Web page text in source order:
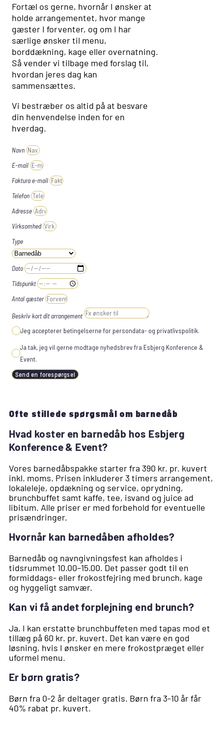
Fortæl os gerne, hvornår I ønsker at
holde arrangementet, hvor mange
gæster I forventer, og om I har
særlige ønsker til menu,
borddækning, kage eller overnatning.
Så vender vi tilbage med forslag til,
hvordan jeres dag kan
sammensættes.
Vi bestræber os altid på at besvare
din henvendelse inden for en
hverdag.
Navn
E-mail
Faktura e-mail
Telefon
Adresse
Virksomhed
Type
Dato
Tidspunkt
Antal gæster
Beskriv kort dit arrangement
Jeg accepterer betingelserne for persondata- og privatlivspolitik.
Ja tak, jeg vil gerne modtage nyhedsbrev fra Esbjerg Konference &
Event.
Send en forespørgsel
Ofte stillede spørgsmål om barnedåb
Hvad koster en barnedåb hos Esbjerg
Konference & Event?
Vores barnedåbspakke starter fra 390 kr. pr. kuvert
inkl. moms. Prisen inkluderer 3 timers arrangement,
lokaleleje, opdækning og service, oprydning,
brunchbuffet samt kaffe, tee, isvand og juice ad
libitum. Alle priser er med forbehold for eventuelle
prisændringer.
Hvornår kan barnedåben afholdes?
Barnedåb og navngivningsfest kan afholdes i
tidsrummet 10.00–15.00. Det passer godt til en
formiddags- eller frokostfejring med brunch, kage
og hyggeligt samvær.
Kan vi få andet forplejning end brunch?
Ja, I kan erstatte brunchbuffeten med tapas mod et
tillæg på 60 kr. pr. kuvert. Det kan være en god
løsning, hvis I ønsker en mere frokostpræget eller
uformel menu.
Er børn gratis?
Børn fra 0-2 år deltager gratis. Børn fra 3-10 år får
40% rabat pr. kuvert.